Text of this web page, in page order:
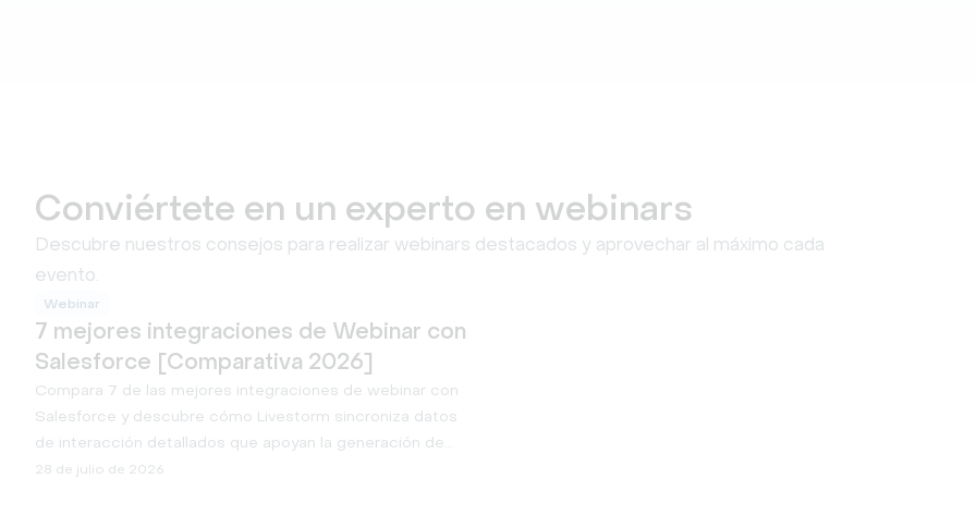
Conviértete en un experto en webinars
Descubre nuestros consejos para realizar webinars destacados y aprovechar al máximo cada
evento.
Webinar
7 mejores integraciones de Webinar con
Salesforce [Comparativa 2026]
Compara 7 de las mejores integraciones de webinar con
Salesforce y descubre cómo Livestorm sincroniza datos
de interacción detallados que apoyan la generación de
leads y contribuyen al desarrollo del pipeline.
28 de julio de 2026